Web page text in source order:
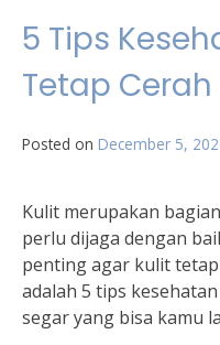
5 Tips
Tetap
Posted on December 5,
Kulit merupakan
perlu dijaga dengan
penting agar kulit
adalah 5 tips
segar yang bisa kamu